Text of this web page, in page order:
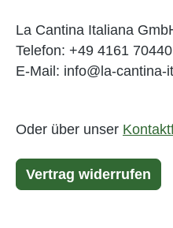
La Cantina Italiana
Telefon: +49 4161 70440
E-Mail: info@la-cantina-
Oder über unser
Vertrag widerrufen